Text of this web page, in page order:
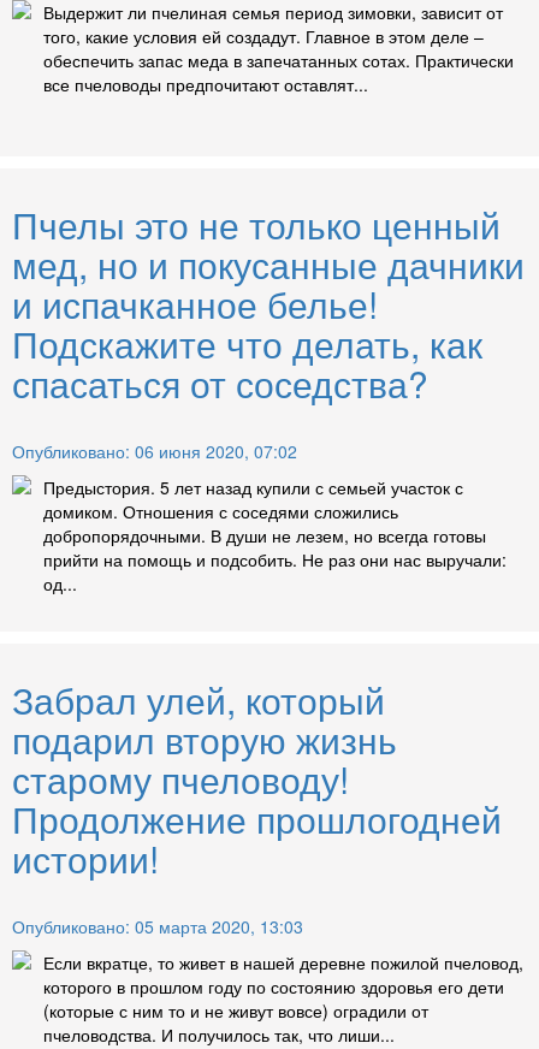
Выдержит ли пчелиная семья период зимовки, зависит от
того, какие условия ей создадут. Главное в этом деле –
обеспечить запас меда в запечатанных сотах. Практически
все пчеловоды предпочитают оставлят...
Пчелы это не только ценный
мед, но и покусанные дачники
и испачканное белье!
Подскажите что делать, как
спасаться от соседства?
Опубликовано: 06 июня 2020, 07:02
Предыстория. 5 лет назад купили с семьей участок с
домиком. Отношения с соседями сложились
добропорядочными. В души не лезем, но всегда готовы
прийти на помощь и подсобить. Не раз они нас выручали:
од...
Забрал улей, который
подарил вторую жизнь
старому пчеловоду!
Продолжение прошлогодней
истории!
Опубликовано: 05 марта 2020, 13:03
Если вкратце, то живет в нашей деревне пожилой пчеловод,
которого в прошлом году по состоянию здоровья его дети
(которые с ним то и не живут вовсе) оградили от
пчеловодства. И получилось так, что лиши...